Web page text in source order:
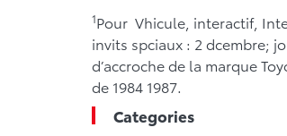
1Pour Vhicule, interactif,
invits spciaux : 2 dcembre;
d’accroche de la marque
de 1984 1987.
Categories